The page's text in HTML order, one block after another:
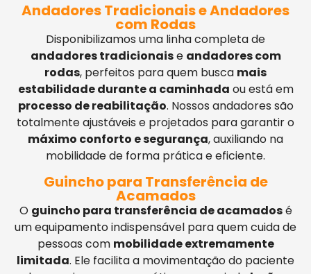
Andadores Tradicionais e Andadores
com Rodas
Disponibilizamos uma linha completa de
andadores tradicionaise andadores com
rodas, perfeitos para quem busca mais
estabilidade durante a caminhada ou está em
processo de reabilitação. Nossos andadores são
totalmente ajustáveis e projetados para garantir o
máximo conforto e segurança, auxiliando na
mobilidade de forma prática e eficiente.
Guincho para Transferência de
Acamados
O guincho para transferência de acamadosé
um equipamento indispensável para quem cuida de
pessoas com mobilidade extremamente
limitada. Ele facilita a movimentação do paciente